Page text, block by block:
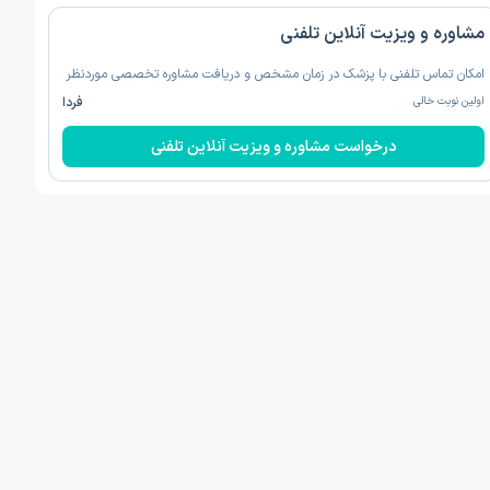
مشاوره و ویزیت آنلاین تلفنی
امکان تماس تلفنی با پزشک در زمان مشخص و دریافت مشاوره تخصصی موردنظر
اولین نوبت خالی فردا
درخواست مشاوره و ویزیت آنلاین تلفنی